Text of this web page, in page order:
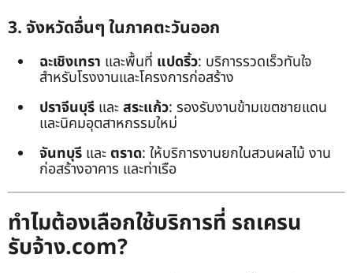
3. จังหวัดอื่นๆ ในภาคตะวันออก
ฉะเชิงเทรา และพื้นที่ แปดริ้ว: บริการรวดเร็วทันใจ
สำหรับโรงงานและโครงการก่อสร้าง
ปราจีนบุรี และสระแก้ว: รองรับงานข้ามเขตชายแดน
และนิคมอุตสาหกรรมใหม่
จันทบุรี และ ตราด: ให้บริการงานยกในสวนผลไม้ งาน
ก่อสร้างอาคาร และท่าเรือ
ทำไมต้องเลือกใช้บริการที่ รถเครน
รับจ้าง.com?